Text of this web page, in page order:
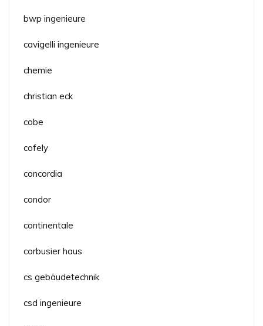
bwp ingenieure
cavigelli ingenieure
chemie
christian eck
cobe
cofely
concordia
condor
continentale
corbusier haus
cs gebäudetechnik
csd ingenieure